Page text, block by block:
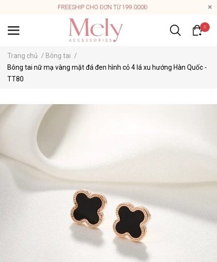
FREESHIP CHO ĐƠN TỪ 199.000Đ
0
Trang chủ / Bông tai /
Bông tai nữ mạ vàng mặt đá đen hình cỏ 4 lá xu hướng Hàn Quốc -
TT80